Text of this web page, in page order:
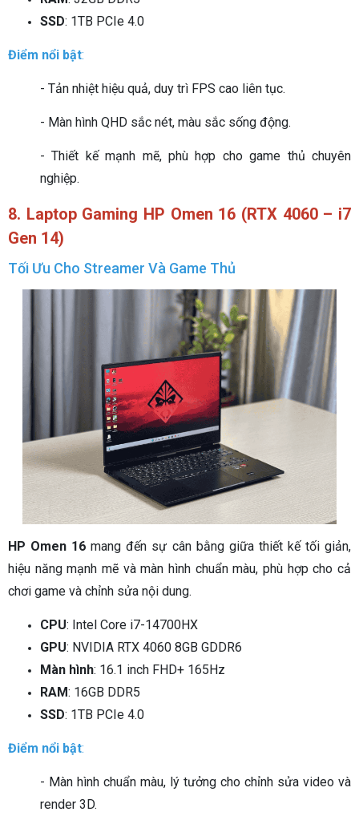
SSD: 1TB PCIe 4.0
Điểm nổi bật:
- Tản nhiệt hiệu quả, duy trì FPS cao liên tục.
- Màn hình QHD sắc nét, màu sắc sống động.
- Thiết kế mạnh mẽ, phù hợp cho game thủ chuyên
nghiệp.
8. Laptop Gaming HP Omen 16 (RTX 4060 – i7
Gen 14)
Tối Ưu Cho Streamer Và Game Thủ
HP Omen 16 mang đến sự cân bằng giữa thiết kế tối giản,
hiệu năng mạnh mẽ và màn hình chuẩn màu, phù hợp cho cả
chơi game và chỉnh sửa nội dung.
CPU: Intel Core i7-14700HX
GPU: NVIDIA RTX 4060 8GB GDDR6
Màn hình: 16.1 inch FHD+ 165Hz
RAM: 16GB DDR5
SSD: 1TB PCIe 4.0
Điểm nổi bật:
- Màn hình chuẩn màu, lý tưởng cho chỉnh sửa video và
render 3D.